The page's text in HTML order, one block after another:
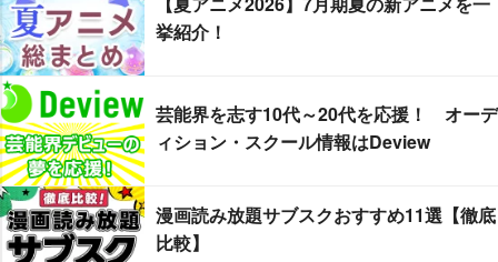
挙紹介！
芸能界を志す10代～20代を応援！ オーデ
ィション・スクール情報はDeview
漫画読み放題サブスクおすすめ11選【徹底
比較】